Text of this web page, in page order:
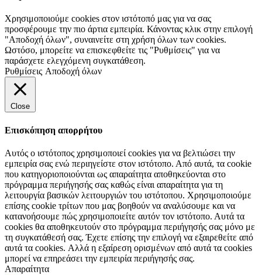
Χρησιμοποιούμε cookies στον ιστότοπό μας για να σας
προσφέρουμε την πιο άρτια εμπειρία. Κάνοντας κλικ στην επιλογή
"Αποδοχή όλων", συναινείτε στη χρήση όλων των cookies.
Ωστόσο, μπορείτε να επισκεφθείτε τις "Ρυθμίσεις" για να
παράσχετε ελεγχόμενη συγκατάθεση.
Ρυθμίσεις Αποδοχή όλων
Close
Επισκόπηση απορρήτου
Αυτός ο ιστότοπος χρησιμοποιεί cookies για να βελτιώσει την
εμπειρία σας ενώ περιηγείστε στον ιστότοπο. Από αυτά, τα cookie
που κατηγοριοποιούνται ως απαραίτητα αποθηκεύονται στο
πρόγραμμα περιήγησής σας καθώς είναι απαραίτητα για τη
λειτουργία βασικών λειτουργιών του ιστότοπου. Χρησιμοποιούμε
επίσης cookie τρίτων που μας βοηθούν να αναλύσουμε και να
κατανοήσουμε πώς χρησιμοποιείτε αυτόν τον ιστότοπο. Αυτά τα
cookies θα αποθηκευτούν στο πρόγραμμα περιήγησής σας μόνο με
τη συγκατάθεσή σας. Έχετε επίσης την επιλογή να εξαιρεθείτε από
αυτά τα cookies. Αλλά η εξαίρεση ορισμένων από αυτά τα cookies
μπορεί να επηρεάσει την εμπειρία περιήγησής σας.
Απαραίτητα